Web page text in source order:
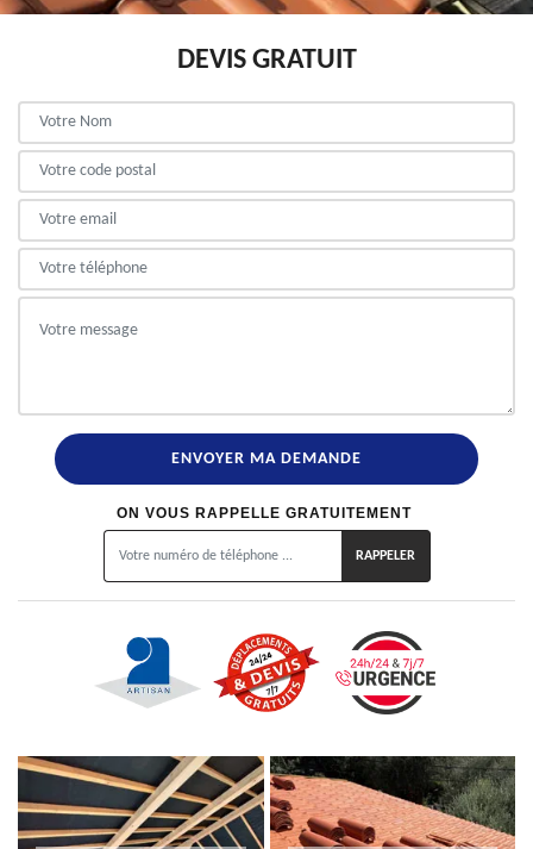
DEVIS GRATUIT
ON VOUS RAPPELLE GRATUITEMENT